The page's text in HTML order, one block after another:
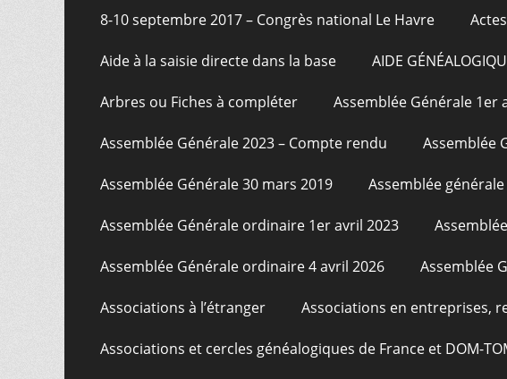
8-10 septembre 2017 – Congrès national Le Havre
Aide à la saisie directe dans la base AIDE
Arbres ou Fiches à compléter Assemblée Générale 1er
Assemblée Générale 2023 – Compte rendu Assemblée
Assemblée Générale 30 mars 2019 Assemblée
Assemblée Générale ordinaire 1er avril 2023
Assemblée Générale ordinaire 4 avril 2026 Assemblée
Associations à l’étranger Associations en entreprises,
Associations et cercles généalogiques de France et DOM-